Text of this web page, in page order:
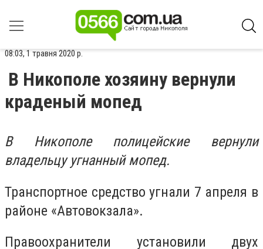
08:03, 1 травня 2020 р.
В Никополе хозяину вернули
краденый мопед
В Никополе полицейские вернули
владельцу угнанный мопед.
Транспортное средство угнали 7 апреля в
районе «Автовокзала».
Правоохранители установили двух